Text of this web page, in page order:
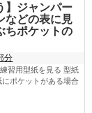
】ジャンパー
などの表に見
ちポケットの
分
習用型紙を見る 型紙
ポケットがある場合